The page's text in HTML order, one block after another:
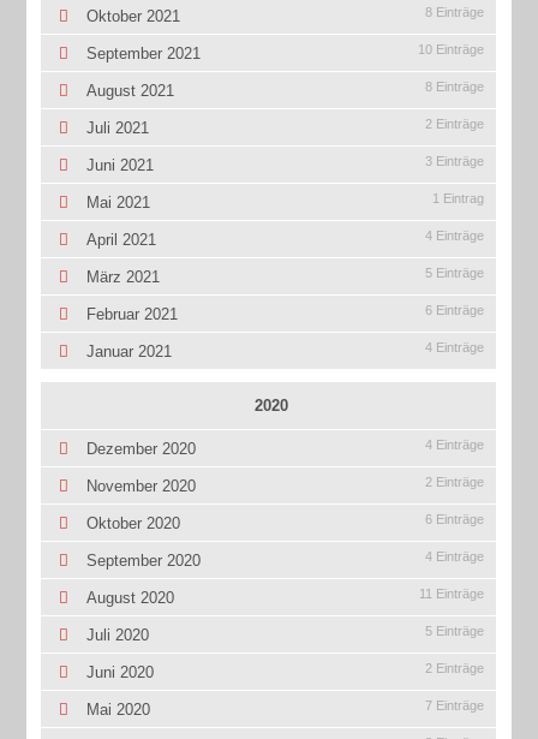
Oktober 2021 8 Einträge
September 2021 10 Einträge
August 2021 8 Einträge
Juli 2021 2 Einträge
Juni 2021 3 Einträge
Mai 2021 1 Eintrag
April 2021 4 Einträge
März 2021 5 Einträge
Februar 2021 6 Einträge
Januar 2021 4 Einträge
2020
Dezember 2020 4 Einträge
November 2020 2 Einträge
Oktober 2020 6 Einträge
September 2020 4 Einträge
August 2020 11 Einträge
Juli 2020 5 Einträge
Juni 2020 2 Einträge
Mai 2020 7 Einträge